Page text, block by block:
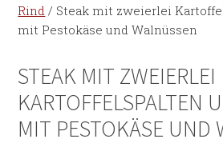
Rind / Steak mit zweierlei
mit Pestokäse und Walnüssen
STEAK MIT ZWEIERLEI
KARTOFFELSPALTEN
MIT PESTOKÄSE UND